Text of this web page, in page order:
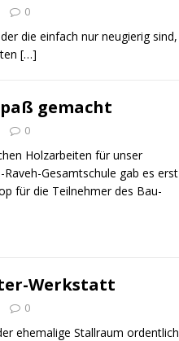
0
die einfach nur neugierig sind,
[…]
gemacht
0
Holzarbeiten für unser
Gesamtschule gab es erst
für die Teilnehmer des Bau-
Werkstatt
0
ehemalige Stallraum ordentlich